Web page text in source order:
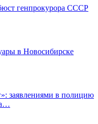
генпрокурора СССР
в Новосибирске
заявлениями в полицию